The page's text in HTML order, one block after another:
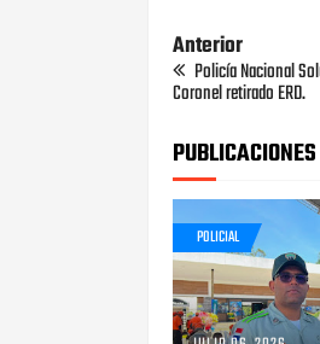
Anterior
Policía Nacional
Coronel retirado ERD.
POLICIAL